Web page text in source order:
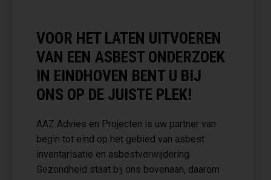
VOOR HET LATEN UITVOEREN
VAN EEN ASBEST ONDERZOEK
IN EINDHOVEN BENT U BIJ
ONS OP DE JUISTE PLEK!
AAZ Advies en Projecten is uw partner van
begin tot eind op het gebied van asbest
inventarisatie en asbestverwijdering.
Gezondheid staat bij ons bovenaan, daarom